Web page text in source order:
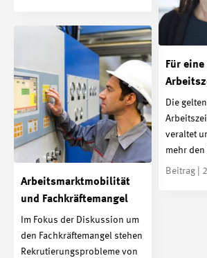
Für
Die
veraltet
mehr
Beitrag |
Arbeitsmarktmobilität
und Fachkräftemangel
Im Fokus der Diskussion um
den Fachkräftemangel stehen
Rekrutierungsprobleme von